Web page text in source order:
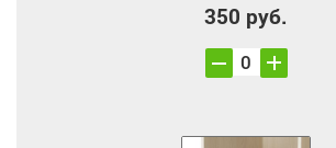
350 руб.